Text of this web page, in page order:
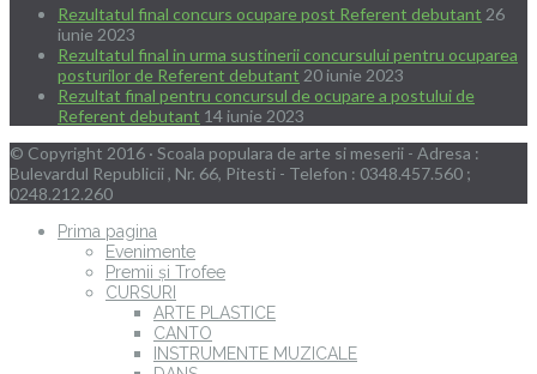
Rezultatul final concurs ocupare post Referent debutant 26
iunie 2023
Rezultatul final in urma sustinerii concursului pentru ocuparea
posturilor de Referent debutant 20 iunie 2023
Rezultat final pentru concursul de ocupare a postului de
Referent debutant 14 iunie 2023
© Copyright 2016 · Scoala populara de arte si meserii - Adresa :
Bulevardul Republicii , Nr. 66, Pitesti - Telefon : 0348.457.560 ;
0248.212.260
Prima pagina
Evenimente
Premii și Trofee
CURSURI
ARTE PLASTICE
CANTO
INSTRUMENTE MUZICALE